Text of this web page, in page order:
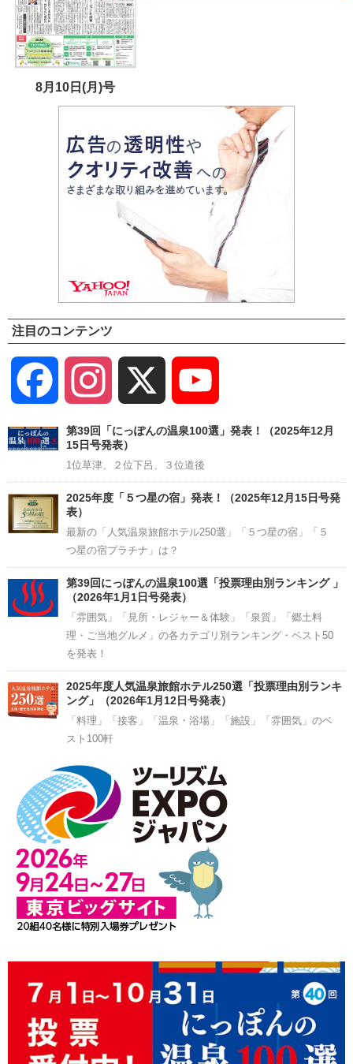
8月10日(月)号
注目のコンテンツ
Facebook Instagram
Channel
第39回「にっぽんの温泉100選」発表！（2025年12月
15日号発表）
1位草津、２位下呂、３位道後
2025年度「５つ星の宿」発表！（2025年12月15日号発
表）
最新の「人気温泉旅館ホテル250選」「５つ星の宿」「５
つ星の宿プラチナ」は？
第39回にっぽんの温泉100選「投票理由別ランキング 」
（2026年1月1日号発表）
「雰囲気」「見所・レジャー＆体験」「泉質」「郷土料
理・ご当地グルメ」の各カテゴリ別ランキング・ベスト50
を発表！
2025年度人気温泉旅館ホテル250選「投票理由別ランキ
ング」（2026年1月12日号発表）
「料理」「接客」「温泉・浴場」「施設」「雰囲気」のベ
スト100軒